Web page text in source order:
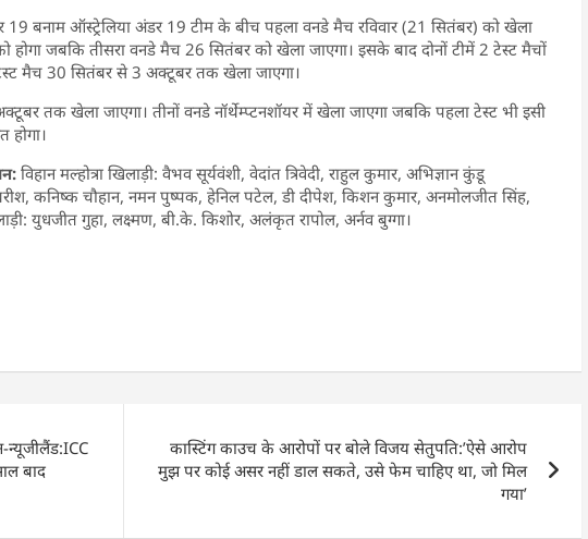
19 बनाम ऑस्ट्रेलिया अंडर 19 टीम के बीच पहला वनडे मैच रविवार (21 सितंबर) को खेला
होगा जबकि तीसरा वनडे मैच 26 सितंबर को खेला जाएगा। इसके बाद दोनों टीमें 2 टेस्ट मैचों
टेस्ट मैच 30 सितंबर से 3 अक्टूबर तक खेला जाएगा।
तक खेला जाएगा। तीनों वनडे नॉर्थेम्प्टनशॉयर में खेला जाएगा जबकि पहला टेस्ट भी इसी
विहान मल्होत्रा खिलाड़ी: वैभव सूर्यवंशी, वेदांत त्रिवेदी, राहुल कुमार, अभिज्ञान कुंडू
कनिष्क चौहान, नमन पुष्पक, हेनिल पटेल, डी दीपेश, किशन कुमार, अनमोलजीत सिंह,
युधजीत गुहा, लक्ष्मण, बी.के. किशोर, अलंकृत रापोल, अर्नव बुग्गा।
बाद
कास्टिंग काउच के आरोपों पर बोले विजय सेतुपति:’ऐसे आरोप
मुझ पर कोई असर नहीं डाल सकते, उसे फेम चाहिए था, जो मिल
गया’